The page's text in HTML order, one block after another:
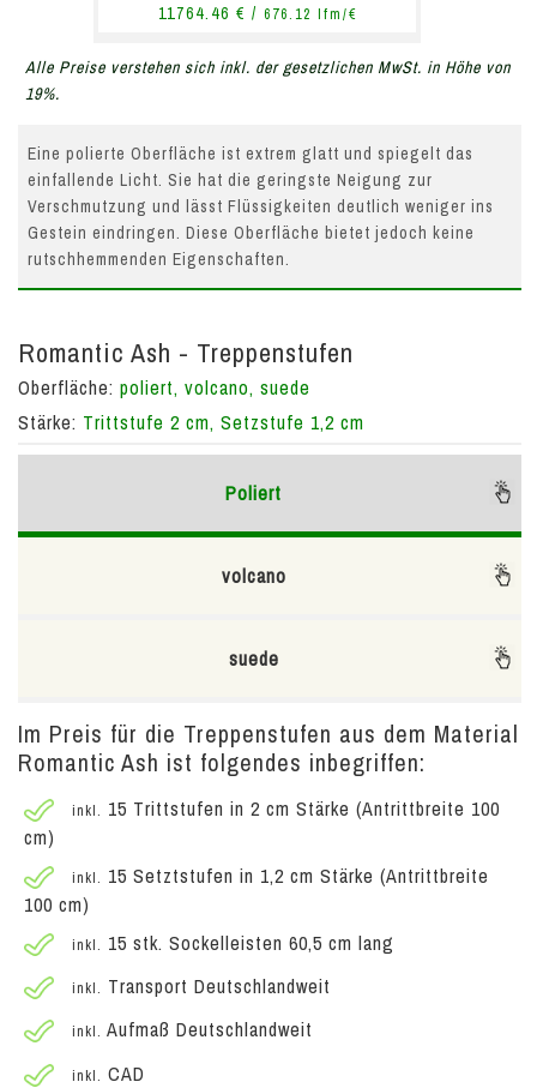
11764.46 € / 676.12 lfm/€
Alle Preise verstehen sich inkl. der gesetzlichen MwSt. in Höhe von
19%.
Eine polierte Oberfläche ist extrem glatt und spiegelt das
einfallende Licht. Sie hat die geringste Neigung zur
Verschmutzung und lässt Flüssigkeiten deutlich weniger ins
Gestein eindringen. Diese Oberfläche bietet jedoch keine
rutschhemmenden Eigenschaften.
Romantic Ash - Treppenstufen
Oberfläche: poliert, volcano, suede
Stärke: Trittstufe 2 cm, Setzstufe 1,2 cm
Poliert
volcano
suede
Im Preis für die Treppenstufen aus dem Material
Romantic Ash ist folgendes inbegriffen:
inkl. 15 Trittstufen in 2 cm Stärke (Antrittbreite 100
cm)
inkl. 15 Setztstufen in 1,2 cm Stärke (Antrittbreite
100 cm)
inkl. 15 stk. Sockelleisten 60,5 cm lang
inkl. Transport Deutschlandweit
inkl. Aufmaß Deutschlandweit
inkl. CAD